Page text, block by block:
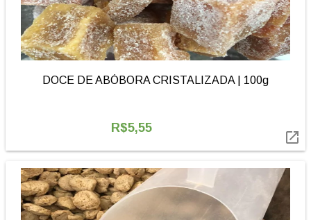
DOCE DE ABÓBORA CRISTALIZADA | 100g
R$5,55
